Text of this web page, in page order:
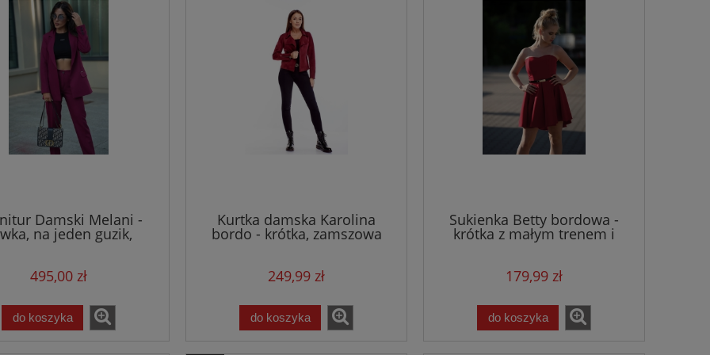
Damski Melani -
na jeden guzik,
spodnie w kant
495,00 zł
do koszyka
Kurtka damska Karolina
bordo - krótka, zamszowa
249,99 zł
do koszyka
Sukienka Betty bordowa -
krótka z małym trenem i
odkrytymi ramionami
179,99 zł
do koszyka